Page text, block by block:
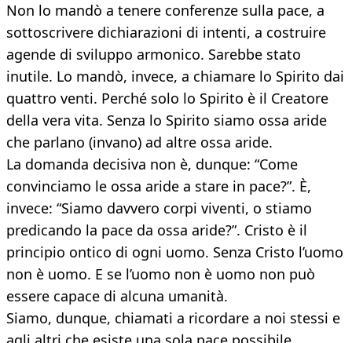
Non lo mandò a tenere conferenze sulla pace, a
sottoscrivere dichiarazioni di intenti, a costruire
agende di sviluppo armonico. Sarebbe stato
inutile. Lo mandò, invece, a chiamare lo Spirito dai
quattro venti. Perché solo lo Spirito è il Creatore
della vera vita. Senza lo Spirito siamo ossa aride
che parlano (invano) ad altre ossa aride.
La domanda decisiva non è, dunque: “Come
convinciamo le ossa aride a stare in pace?”. È,
invece: “Siamo davvero corpi viventi, o stiamo
predicando la pace da ossa aride?”. Cristo è il
principio ontico di ogni uomo. Senza Cristo l’uomo
non è uomo. E se l’uomo non è uomo non può
essere capace di alcuna umanità.
Siamo, dunque, chiamati a ricordare a noi stessi e